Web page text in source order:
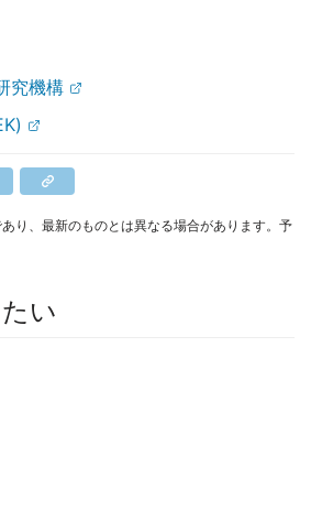
究機構
り、最新のものとは異なる場合があります。予
い